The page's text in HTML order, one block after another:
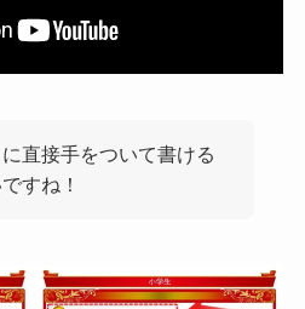
直接手をついて書ける
すね！